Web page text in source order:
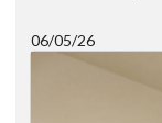
06/05/26